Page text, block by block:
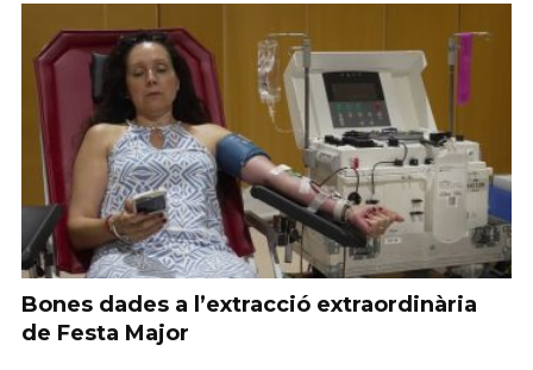
Bones dades a l’extracció extraordinària
de Festa Major